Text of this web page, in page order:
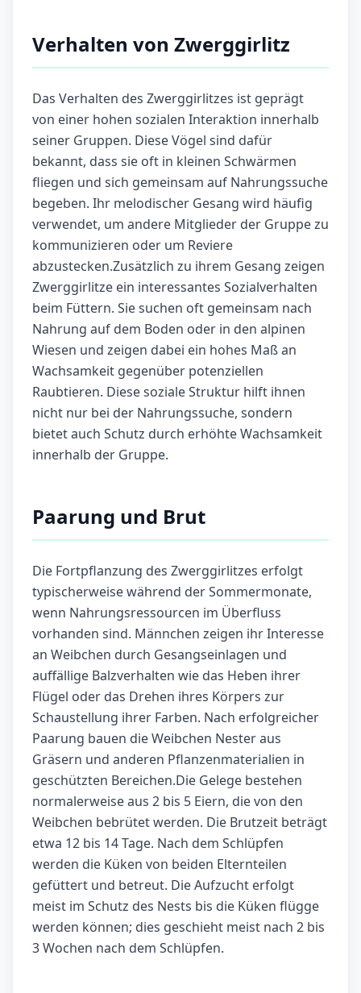
Verhalten von Zwerggirlitz
Das Verhalten des Zwerggirlitzes ist geprägt
von einer hohen sozialen Interaktion innerhalb
seiner Gruppen. Diese Vögel sind dafür
bekannt, dass sie oft in kleinen Schwärmen
fliegen und sich gemeinsam auf Nahrungssuche
begeben. Ihr melodischer Gesang wird häufig
verwendet, um andere Mitglieder der Gruppe zu
kommunizieren oder um Reviere
abzustecken.Zusätzlich zu ihrem Gesang zeigen
Zwerggirlitze ein interessantes Sozialverhalten
beim Füttern. Sie suchen oft gemeinsam nach
Nahrung auf dem Boden oder in den alpinen
Wiesen und zeigen dabei ein hohes Maß an
Wachsamkeit gegenüber potenziellen
Raubtieren. Diese soziale Struktur hilft ihnen
nicht nur bei der Nahrungssuche, sondern
bietet auch Schutz durch erhöhte Wachsamkeit
innerhalb der Gruppe.
Paarung und Brut
Die Fortpflanzung des Zwerggirlitzes erfolgt
typischerweise während der Sommermonate,
wenn Nahrungsressourcen im Überfluss
vorhanden sind. Männchen zeigen ihr Interesse
an Weibchen durch Gesangseinlagen und
auffällige Balzverhalten wie das Heben ihrer
Flügel oder das Drehen ihres Körpers zur
Schaustellung ihrer Farben. Nach erfolgreicher
Paarung bauen die Weibchen Nester aus
Gräsern und anderen Pflanzenmaterialien in
geschützten Bereichen.Die Gelege bestehen
normalerweise aus 2 bis 5 Eiern, die von den
Weibchen bebrütet werden. Die Brutzeit beträgt
etwa 12 bis 14 Tage. Nach dem Schlüpfen
werden die Küken von beiden Elternteilen
gefüttert und betreut. Die Aufzucht erfolgt
meist im Schutz des Nests bis die Küken flügge
werden können; dies geschieht meist nach 2 bis
3 Wochen nach dem Schlüpfen.